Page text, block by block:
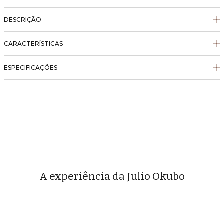
DESCRIÇÃO
CARACTERÍSTICAS
ESPECIFICAÇÕES
A experiência da Julio Okubo